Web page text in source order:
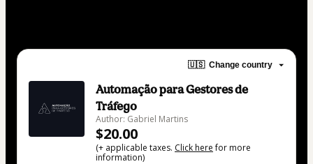
🇺🇸 Change country
Automação para Gestores de
Tráfego
Author: Gabriel Martins
$20.00
(+ applicable taxes. Click herefor more
information)